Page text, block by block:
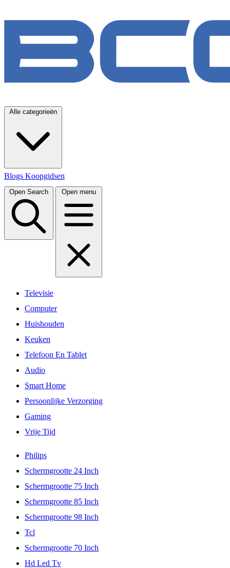
Alle categorieën
Blogs Koopgidsen
Open Search Open menu
Televisie
Computer
Huishouden
Keuken
Telefoon En Tablet
Audio
Smart Home
Persoonlijke Verzorging
Gaming
Vrije Tijd
Philips
Schermgrootte 24 Inch
Schermgrootte 75 Inch
Schermgrootte 85 Inch
Schermgrootte 98 Inch
Tcl
Schermgrootte 70 Inch
Hd Led Tv